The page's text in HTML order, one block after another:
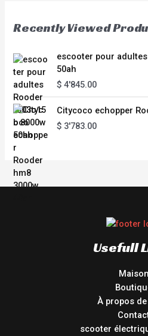
Recently Viewed
escooter pour
50ah
$ 4'845.00
Citycoco echopper
$ 3'783.00
Usefull
Maison
À propos
scooter